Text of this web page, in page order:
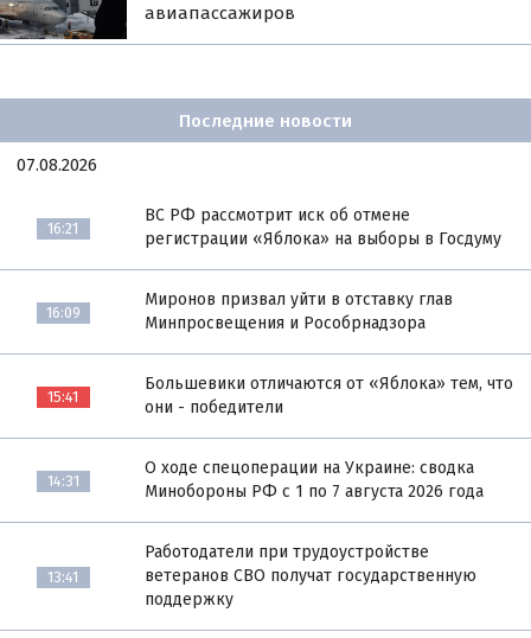
авиапассажиров
Последние новости
07.08.2026
16:21
ВС РФ рассмотрит иск об отмене
регистрации «Яблока» на выборы в Госдуму
16:09
Миронов призвал уйти в отставку глав
Минпросвещения и Рособрнадзора
15:41
Большевики отличаются от «Яблока» тем, что
они - победители
14:31
О ходе спецоперации на Украине: сводка
Минобороны РФ с 1 по 7 августа 2026 года
13:41
Работодатели при трудоустройстве
ветеранов СВО получат государственную
поддержку